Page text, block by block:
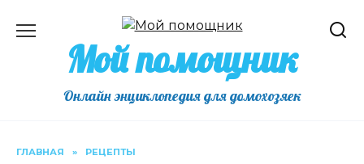
содержаниюМой помощник
Онлайн энциклопедия для домохозяек
ГЛАВНАЯ » РЕЦЕПТЫ